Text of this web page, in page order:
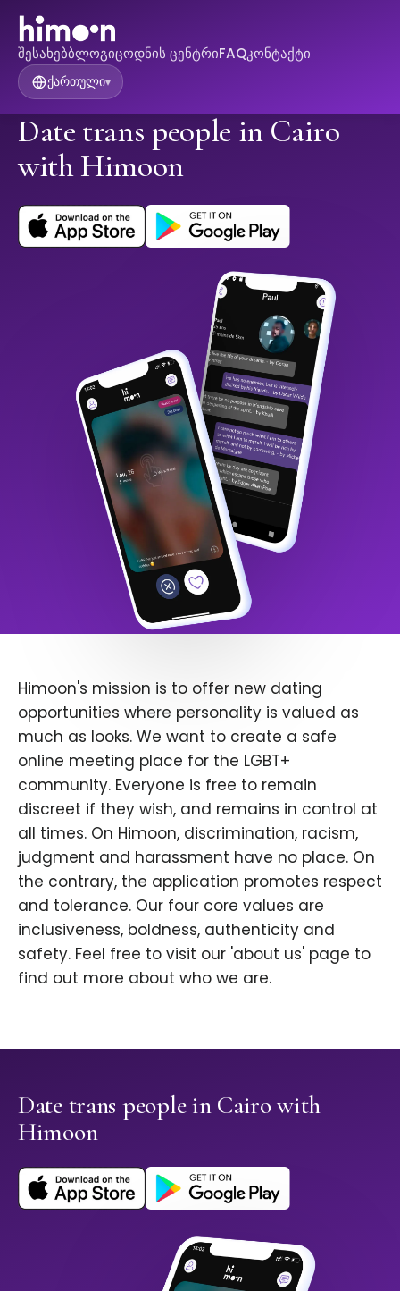
შესახებბლოგიცოდნის ცენტრიFAQკონტაქტი
ქართული▾
Date trans people in Cairo
with Himoon
Himoon's mission is to offer new dating
opportunities where personality is valued as
much as looks. We want to create a safe
online meeting place for the LGBT+
community. Everyone is free to remain
discreet if they wish, and remains in control at
all times. On Himoon, discrimination, racism,
judgment and harassment have no place. On
the contrary, the application promotes respect
and tolerance. Our four core values are
inclusiveness, boldness, authenticity and
safety. Feel free to visit our 'about us' page to
find out more about who we are.
Date trans people in Cairo with
Himoon